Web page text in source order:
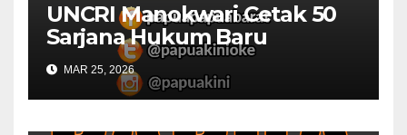
UNCRI Manokwari Cetak 50
Sarjana Hukum Baru
MAR 25, 2026